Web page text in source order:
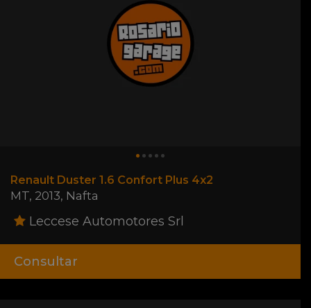
Renault Duster 1.6 Confort Plus 4x2
MT, 2013, Nafta
Leccese Automotores Srl
Consultar